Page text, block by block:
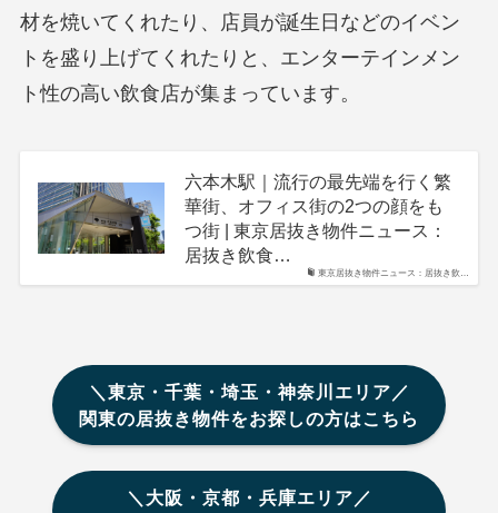
材を焼いてくれたり、店員が誕生日などのイベン
トを盛り上げてくれたりと、エンターテインメン
ト性の高い飲食店が集まっています。
東京居抜き物件ニュース：居抜き飲…
六本木駅｜流行の最先端を行く繁
華街、オフィス街の2つの顔をも
つ街 | 東京居抜き物件ニュース：
居抜き飲食…
＼東京・千葉・埼玉・神奈川エリア／
関東の居抜き物件をお探しの方はこちら
＼大阪・京都・兵庫エリア／